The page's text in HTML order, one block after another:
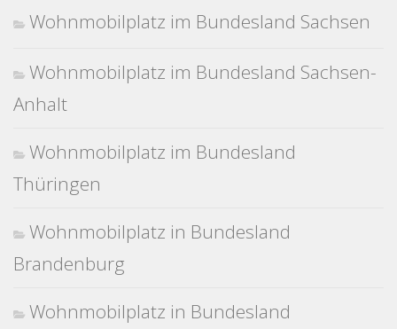
Wohnmobilplatz im Bundesland Sachsen
Wohnmobilplatz im Bundesland Sachsen-
Anhalt
Wohnmobilplatz im Bundesland
Thüringen
Wohnmobilplatz in Bundesland
Brandenburg
Wohnmobilplatz in Bundesland